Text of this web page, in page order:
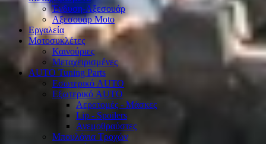
Ένδυση-Αξεσουάρ
Αξεσουάρ Μοto
Εργαλεία
Μοτοσυκλέτες
Καινούριες
Μεταχειρισμένες
AUTO Tuning Parts
Εσωτερικό AUTO
Εξωτερικό AUTO
Αεροτομές - Μάσκες
Lip - Spoilers
Ανεμοθραύστες
Μπουλόνια Τροχών